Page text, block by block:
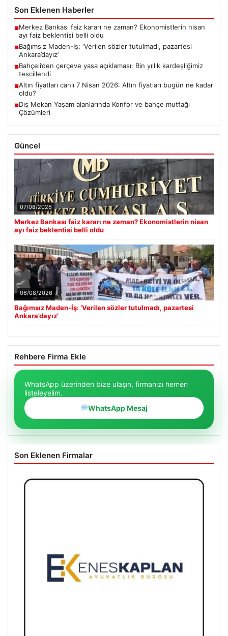
Son Eklenen Haberler
■Merkez Bankası faiz kararı ne zaman? Ekonomistlerin nisan
ayı faiz beklentisi belli oldu
■Bağımsız Maden-İş: ‘Verilen sözler tutulmadı, pazartesi
Ankara’dayız’
■Bahçeli’den çerçeve yasa açıklaması: Bin yıllık kardeşliğimiz
tescillendi
■Altın fiyatları canlı 7 Nisan 2026: Altın fiyatları bugün ne kadar
oldu?
■Dış Mekan Yaşam alanlarında Konfor ve bahçe mutfağı
Çözümleri
Güncel
07/08/2026
Merkez Bankası faiz kararı ne zaman? Ekonomistlerin nisan
ayı faiz beklentisi belli oldu
06/08/2026
Bağımsız Maden-İş: ‘Verilen sözler tutulmadı, pazartesi
Ankara’dayız’
Rehbere Firma Ekle
WhatsApp üzerinden bize ulaşın, firmanızı hemen
listeleyelim.
WhatsApp Mesaj
Son Eklenen Firmalar